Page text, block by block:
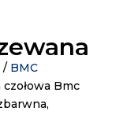
/ BMC
czołowa Bmc